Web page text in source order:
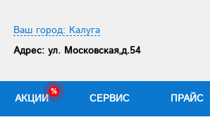
Ваш город: Калуга
Адрес: ул. Московская,д.54
АКЦИИ СЕРВИС ПРАЙС